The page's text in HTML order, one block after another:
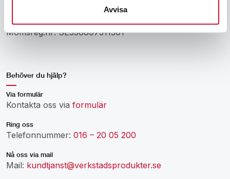
Avvisa
Momsreg.nr: SE556897511301
Behöver du hjälp?
Via formulär
Kontakta oss via formulär
Ring oss
Telefonnummer: 016 – 20 05 200
Nå oss via mail
Mail: kundtjanst@verkstadsprodukter.se